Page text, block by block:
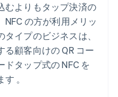
むよりもタップ決済の
の方が利用メリッ
イプのビジネスは、
顧客向けの QR コー
ドタップ式の NFC を
。